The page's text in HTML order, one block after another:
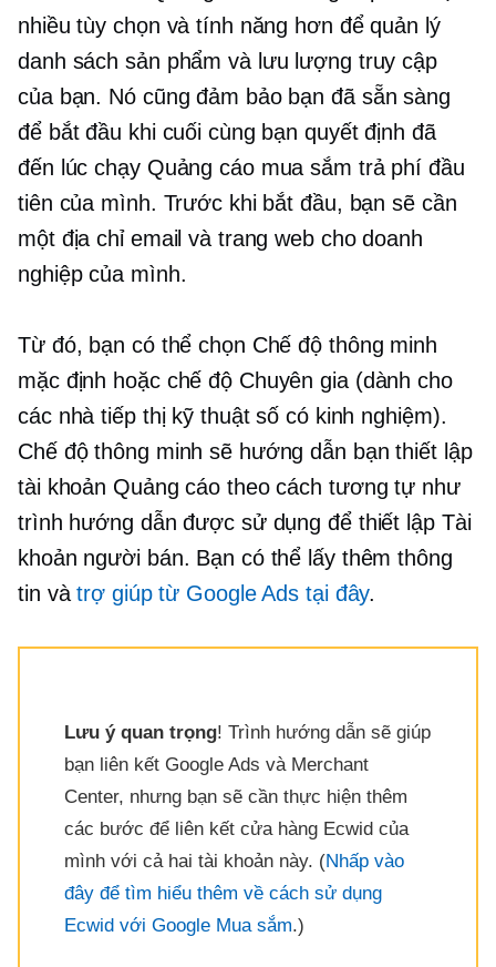
nhiều tùy chọn và tính năng hơn để quản lý
danh sách sản phẩm và lưu lượng truy cập
của bạn. Nó cũng đảm bảo bạn đã sẵn sàng
để bắt đầu khi cuối cùng bạn quyết định đã
đến lúc chạy Quảng cáo mua sắm trả phí đầu
tiên của mình. Trước khi bắt đầu, bạn sẽ cần
một địa chỉ email và trang web cho doanh
nghiệp của mình.
Từ đó, bạn có thể chọn Chế độ thông minh
mặc định hoặc chế độ Chuyên gia (dành cho
các nhà tiếp thị kỹ thuật số có kinh nghiệm).
Chế độ thông minh sẽ hướng dẫn bạn thiết lập
tài khoản Quảng cáo theo cách tương tự như
trình hướng dẫn được sử dụng để thiết lập Tài
khoản người bán. Bạn có thể lấy thêm thông
tin vàtrợ giúp từ Google Ads tại đây.
Lưu ý quan trọng! Trình hướng dẫn sẽ giúp
bạn liên kết Google Ads và Merchant
Center, nhưng bạn sẽ cần thực hiện thêm
các bước để liên kết cửa hàng Ecwid của
mình với cả hai tài khoản này. (Nhấp vào
đây để tìm hiểu thêm về cách sử dụng
Ecwid với Google Mua sắm.)